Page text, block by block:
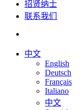
招贤纳士
联系我们
中文
English
Deutsch
Français
Italiano
中文